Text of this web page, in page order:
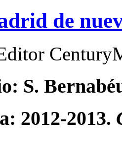
de
S.
2012-2013.